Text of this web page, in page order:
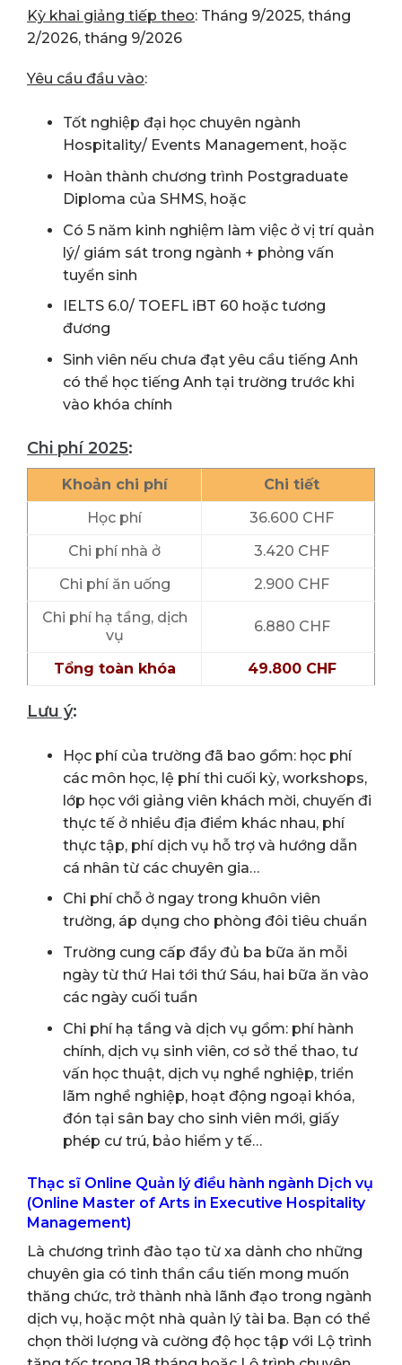
Kỳ khai giảng tiếp theo: Tháng 9/2025, tháng
2/2026, tháng 9/2026
Yêu cầu đầu vào:
Tốt nghiệp đại học chuyên ngành
Hospitality/ Events Management, hoặc
Hoàn thành chương trình Postgraduate
Diploma của SHMS, hoặc
Có 5 năm kinh nghiệm làm việc ở vị trí quản
lý/ giám sát trong ngành + phỏng vấn
tuyển sinh
IELTS 6.0/ TOEFL iBT 60 hoặc tương
đương
Sinh viên nếu chưa đạt yêu cầu tiếng Anh
có thể học tiếng Anh tại trường trước khi
vào khóa chính
Chi phí 2025:
Khoản chi phí
Chi tiết
Học phí
36.600 CHF
Chi phí nhà ở
3.420 CHF
Chi phí ăn uống
2.900 CHF
Chi phí hạ tầng, dịch
vụ
6.880 CHF
Tổng toàn khóa 49.800 CHF
Lưu ý:
Học phí của trường đã bao gồm: học phí
các môn học, lệ phí thi cuối kỳ, workshops,
lớp học với giảng viên khách mời, chuyến đi
thực tế ở nhiều địa điểm khác nhau, phí
thực tập, phí dịch vụ hỗ trợ và hướng dẫn
cá nhân từ các chuyên gia…
Chi phí chỗ ở ngay trong khuôn viên
trường, áp dụng cho phòng đôi tiêu chuẩn
Trường cung cấp đầy đủ ba bữa ăn mỗi
ngày từ thứ Hai tới thứ Sáu, hai bữa ăn vào
các ngày cuối tuần
Chi phí hạ tầng và dịch vụ gồm: phí hành
chính, dịch vụ sinh viên, cơ sở thể thao, tư
vấn học thuật, dịch vụ nghề nghiệp, triển
lãm nghề nghiệp, hoạt động ngoại khóa,
đón tại sân bay cho sinh viên mới, giấy
phép cư trú, bảo hiểm y tế…
Thạc sĩ Online Quản lý điều hành ngành Dịch vụ
(Online Master of Arts in Executive Hospitality
Management)
Là chương trình đào tạo từ xa dành cho những
chuyên gia có tinh thần cầu tiến mong muốn
thăng chức, trở thành nhà lãnh đạo trong ngành
dịch vụ, hoặc một nhà quản lý tài ba. Bạn có thể
chọn thời lượng và cường độ học tập với Lộ trình